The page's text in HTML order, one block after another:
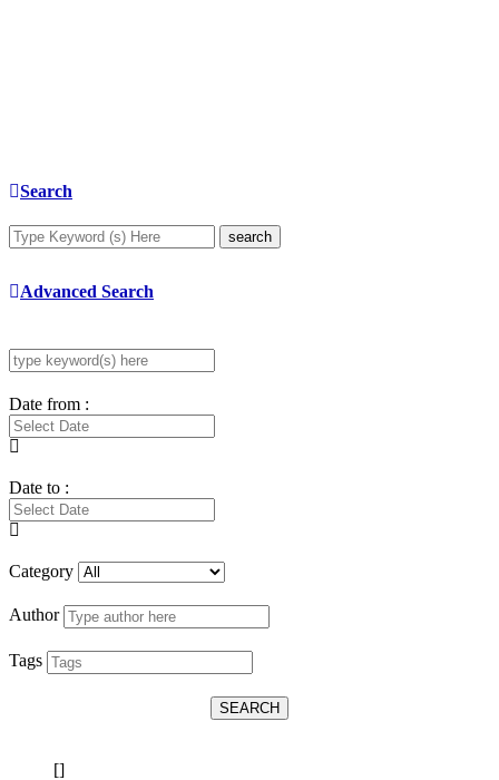
Search
search
Advanced Search
Date from :
Date to :
Category
Author
Tags
SEARCH
[]